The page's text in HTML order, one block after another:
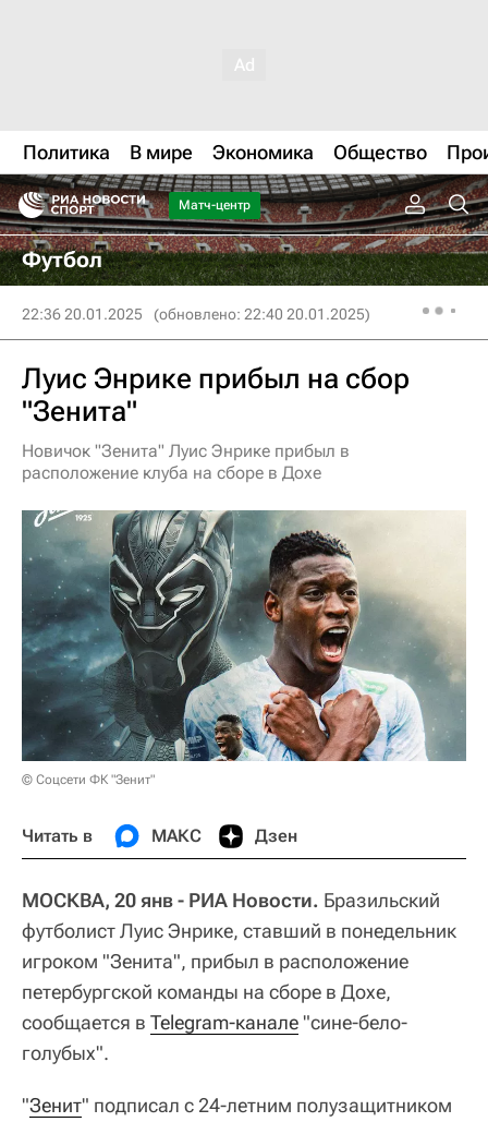
Политика В мире Экономика Общество
Матч-центр
Футбол
22:36 20.01.2025 (обновлено: 22:40 20.01.2025)
Луис Энрике прибыл на сбор
"Зенита"
Новичок "Зенита" Луис Энрике прибыл в
расположение клуба на сборе в Дохе
© Соцсети ФК "Зенит"
Читать в МАКС Дзен
МОСКВА, 20 янв - РИА Новости. Бразильский
футболист Луис Энрике, ставший в понедельник
игроком "Зенита", прибыл в расположение
петербургской команды на сборе в Дохе,
сообщается в Telegram-канале "сине-бело-
голубых".
"Зенит" подписал с 24-летним полузащитником